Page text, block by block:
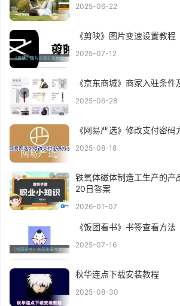
2025-06-22
《剪映》图片变速设置教程
2025-07-12
《京东商城》商家入驻条件
2025-06-28
《网易严选》修改支付密码
2025-08-18
铁氧体磁体制造工生产的产
20日答案
2026-01-07
《饭团看书》书签查看方法
2025-07-16
秋华连点下载安装教程
2025-08-30